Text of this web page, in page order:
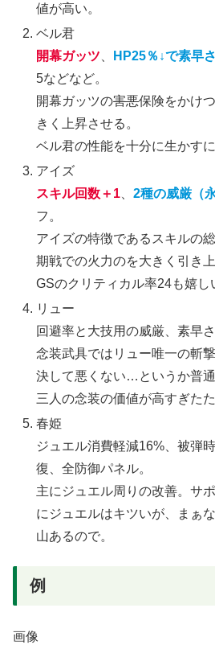
値が高い。
ベル君
開幕ガッツ
HP25％↓で素早
5などなど。
開幕ガッツの害悪保険をかけ
きく上昇させる。
ベル君の性能を十分に生かす
アイズ
スキル回数＋1 、2種の威厳（
フ。
アイズの特徴であるスキルの
期戦での火力のを大きく引き上
GSのクリティカル率24も嬉し
リュー
回避率と大技用の威厳、素早さ
念装武具ではリュー唯一の斬撃
決して悪くない…というか普
三人の念装の価値が高すぎたた
春姫
ジュエル消費軽減16%、被弾
復、全防御パネル。
主にジュエル周りの改善。サ
にジュエルはキツいが、まぁ
山あるので。
例
画像